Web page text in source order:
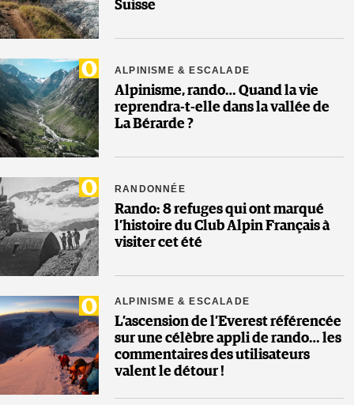
Suisse
ALPINISME & ESCALADE
Alpinisme, rando… Quand la vie
reprendra-t-elle dans la vallée de
La Bérarde ?
RANDONNÉE
Rando: 8 refuges qui ont marqué
l’histoire du Club Alpin Français à
visiter cet été
ALPINISME & ESCALADE
L’ascension de l’Everest référencée
sur une célèbre appli de rando… les
commentaires des utilisateurs
valent le détour !